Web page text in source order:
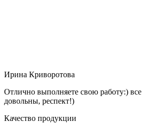
Ирина Криворотова
Отлично выполняете свою работу:) все
довольны, респект!)
Качество продукции